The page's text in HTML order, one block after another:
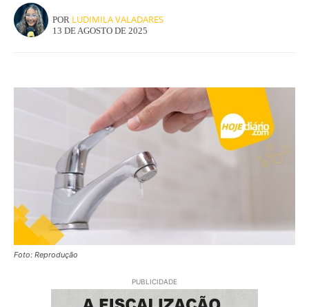
POR LUDIMILA VALADARES
13 DE AGOSTO DE 2025
Foto: Reprodução
PUBLICIDADE